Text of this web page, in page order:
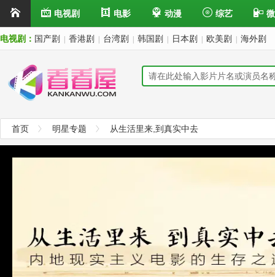
电视剧 电影 动漫 综艺
电视剧： 国产剧 香港剧 台湾剧 韩国剧 日本剧 欧美剧 海外剧
首页 明星专题 从生活里来,到真实中去